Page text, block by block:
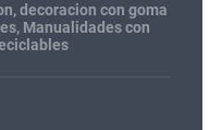
,decoracion con goma
, Manualidades con